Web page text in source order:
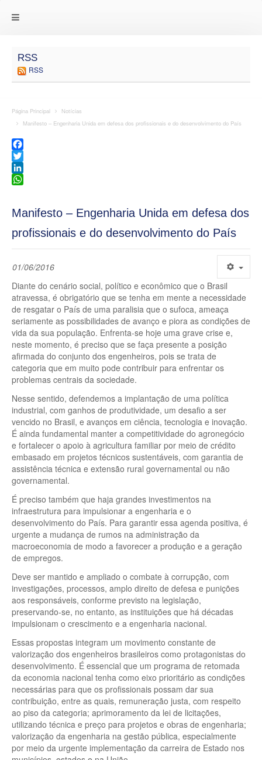
RSS
RSS
Página Principal
Notícias
Manifesto – Engenharia Unida em defesa dos profissionais e do desenvolvimento do País
Facebook
Twitter
LinkedIn
Manifesto – Engenharia Unida em defesa dos
profissionais e do desenvolvimento do País
01/06/2016
Diante do cenário social, político e econômico que o Brasil
atravessa, é obrigatório que se tenha em mente a necessidade
de resgatar o País de uma paralisia que o sufoca, ameaça
seriamente as possibilidades de avanço e piora as condições de
vida da sua população. Enfrenta-se hoje uma grave crise e,
neste momento, é preciso que se faça presente a posição
afirmada do conjunto dos engenheiros, pois se trata de
categoria que em muito pode contribuir para enfrentar os
problemas centrais da sociedade.
Nesse sentido, defendemos a implantação de uma política
industrial, com ganhos de produtividade, um desafio a ser
vencido no Brasil, e avanços em ciência, tecnologia e inovação.
É ainda fundamental manter a competitividade do agronegócio
e fortalecer o apoio à agricultura familiar por meio de crédito
embasado em projetos técnicos sustentáveis, com garantia de
assistência técnica e extensão rural governamental ou não
governamental.
É preciso também que haja grandes investimentos na
infraestrutura para impulsionar a engenharia e o
desenvolvimento do País. Para garantir essa agenda positiva, é
urgente a mudança de rumos na administração da
macroeconomia de modo a favorecer a produção e a geração
de empregos.
Deve ser mantido e ampliado o combate à corrupção, com
investigações, processos, amplo direito de defesa e punições
aos responsáveis, conforme previsto na legislação,
preservando-se, no entanto, as instituições que há décadas
impulsionam o crescimento e a engenharia nacional.
Essas propostas integram um movimento constante de
valorização dos engenheiros brasileiros como protagonistas do
desenvolvimento. É essencial que um programa de retomada
da economia nacional tenha como eixo prioritário as condições
necessárias para que os profissionais possam dar sua
contribuição, entre as quais, remuneração justa, com respeito
ao piso da categoria; aprimoramento da lei de licitações,
utilizando técnica e preço para projetos e obras de engenharia;
valorização da engenharia na gestão pública, especialmente
por meio da urgente implementação da carreira de Estado nos